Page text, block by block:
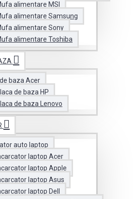
alimentare MSI
alimentare Samsung
alimentare Sony
alimentare Toshiba
baza Acer
de baza HP
de baza Lenovo
auto laptop
laptop Acer
laptop Apple
laptop Asus
laptop Dell